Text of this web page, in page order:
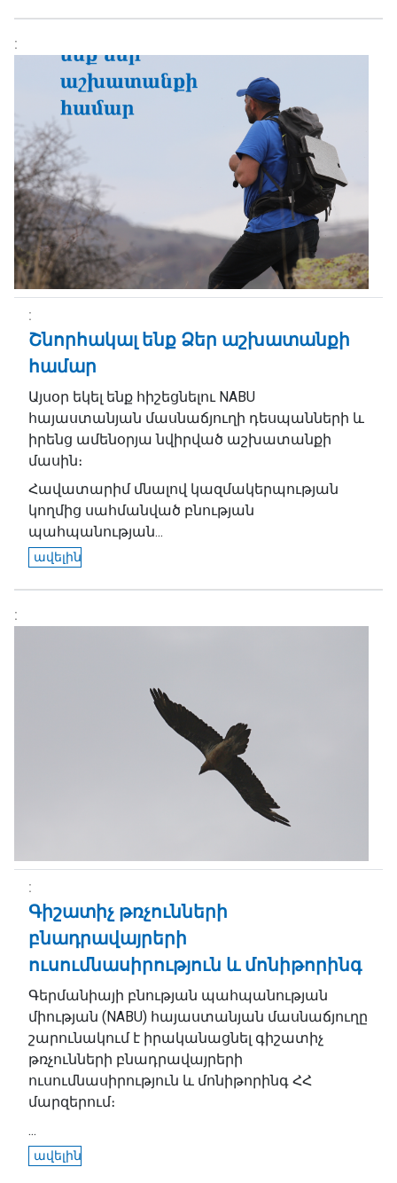
Շնորհակալ ենք Ձեր աշխատանքի
համար
Այսօր եկել ենք հիշեցնելու NABU
հայաստանյան մասնաճյուղի դեսպանների և
իրենց ամենօրյա նվիրված աշխատանքի
մասին։
Հավատարիմ մնալով կազմակերպության
կողմից սահմանված բնության
պահպանության...
ավելին
Գիշատիչ թռչունների
բնադրավայրերի
ուսումնասիրություն և մոնիթորինգ
Գերմանիայի բնության պահպանության
միության (NABU) հայաստանյան մասնաճյուղը
շարունակում է իրականացնել գիշատիչ
թռչունների բնադրավայրերի
ուսումնասիրություն և մոնիթորինգ ՀՀ
մարզերում։
...
ավելին